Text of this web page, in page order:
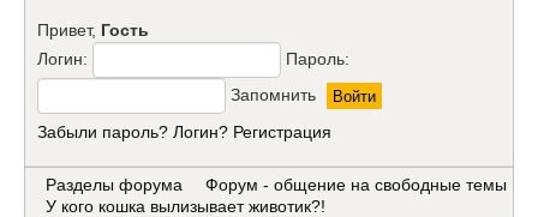
Привет, Гость
Логин:
Пароль:
Запомнить
Забыли пароль? Логин? Регистрация
Разделы форума
Форум - общение на свободные темы
У кого кошка вылизывает животик?!